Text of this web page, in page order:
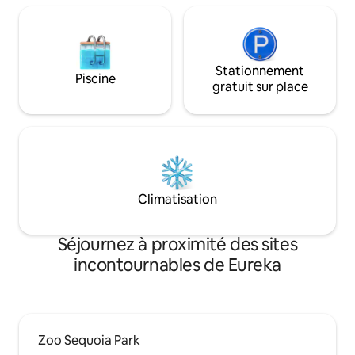
Piscine
Stationnement
gratuit sur place
Climatisation
Séjournez à proximité des sites
incontournables de Eureka
Zoo Sequoia Park